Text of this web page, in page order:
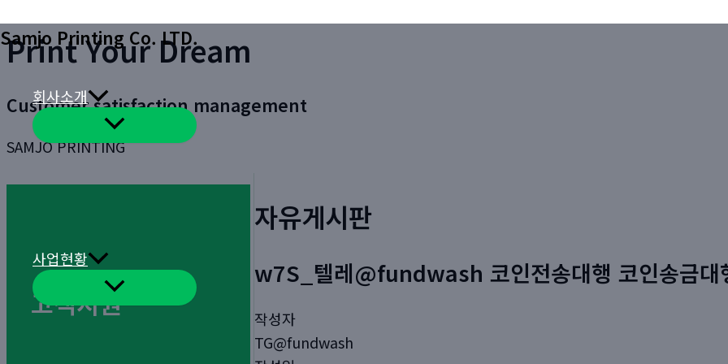
텐
츠
건
뛰
기
Samjo Printing Co. LTD.
회사소개
메
뉴
토
글
사업현황
메
뉴
토
글
Print Your Dream
Customer satisfaction management
SAMJO PRINTING
고객지원
자유게시판
w7S_텔레@fundwash 코인전송대행 코인송금
작성자
TG@fundwash